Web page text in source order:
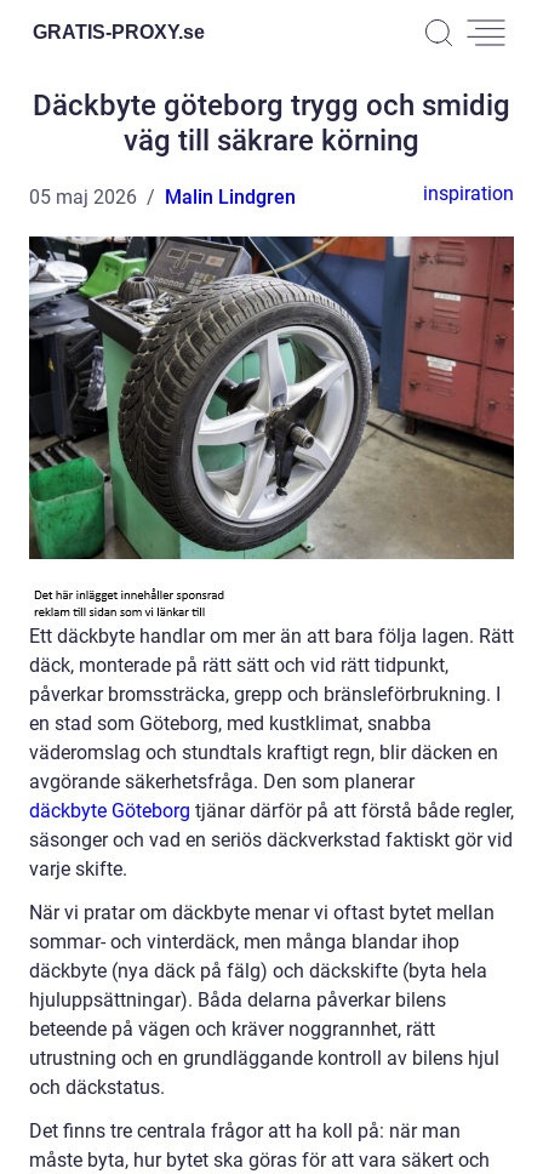
GRATIS-PROXY.se
Däckbyte göteborg trygg och smidig
väg till säkrare körning
05 maj 2026 Malin Lindgren inspiration
Ett däckbyte handlar om mer än att bara följa lagen. Rätt
däck, monterade på rätt sätt och vid rätt tidpunkt,
påverkar bromssträcka, grepp och bränsleförbrukning. I
en stad som Göteborg, med kustklimat, snabba
väderomslag och stundtals kraftigt regn, blir däcken en
avgörande säkerhetsfråga. Den som planerar
däckbyte Göteborg tjänar därför på att förstå både regler,
säsonger och vad en seriös däckverkstad faktiskt gör vid
varje skifte.
När vi pratar om däckbyte menar vi oftast bytet mellan
sommar- och vinterdäck, men många blandar ihop
däckbyte (nya däck på fälg) och däckskifte (byta hela
hjuluppsättningar). Båda delarna påverkar bilens
beteende på vägen och kräver noggrannhet, rätt
utrustning och en grundläggande kontroll av bilens hjul
och däckstatus.
Det finns tre centrala frågor att ha koll på: när man
måste byta, hur bytet ska göras för att vara säkert och